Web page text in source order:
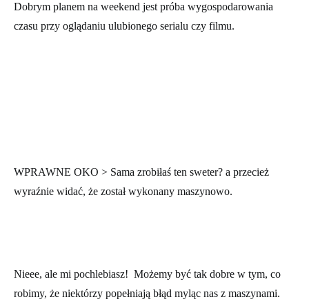
Dobrym planem na weekend jest próba wygospodarowania
czasu przy oglądaniu ulubionego serialu czy filmu.
WPRAWNE OKO > Sama zrobiłaś ten sweter? a przecież
wyraźnie widać, że został wykonany maszynowo.
Nieee, ale mi pochlebiasz! Możemy być tak dobre w tym, co
robimy, że niektórzy popełniają błąd myląc nas z maszynami.